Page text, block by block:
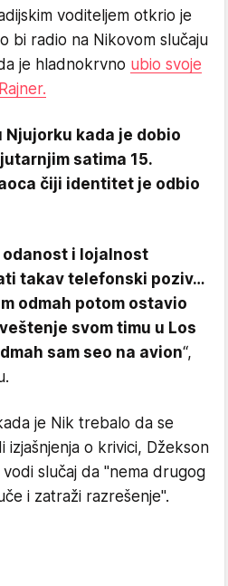
voditeljem otkrio je
bi radio na Nikovom slučaju
je hladnokrvno ubio svoje
Njujorku kada je dobio
satima 15.
čiji identitet je odbio
odanost i lojalnost
takav telefonski poziv…
odmah potom ostavio
svom timu u Los
sam seo na avion“,
je Nik trebalo da se
o krivici, Džekson
slučaj da "nema drugog
i zatraži razrešenje".